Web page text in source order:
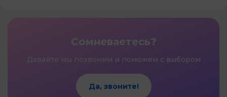
Сомневаетесь?
Давайте мы позвоним и поможем с выбором
Да, звоните!